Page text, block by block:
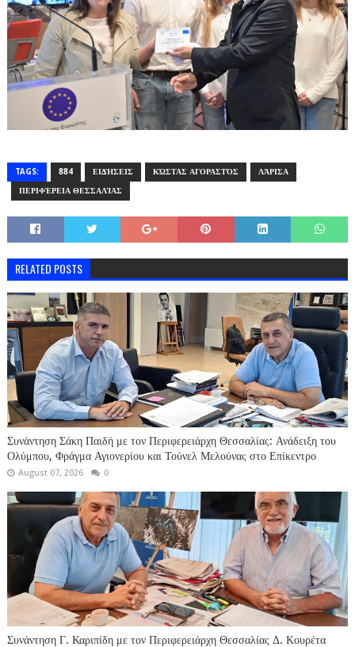
TAGS: 884 ΕΙΔΉΣΕΙΣ ΚΏΣΤΑΣ ΑΓΟΡΑΣΤΌΣ ΛΆΡΙΣΑ
ΠΕΡΙΦΈΡΕΙΑ ΘΕΣΣΑΛΊΑΣ
RELATED POSTS
Συνάντηση Σάκη Παιδή με τον Περιφερειάρχη Θεσσαλίας: Ανάδειξη του
Ολύμπου, Φράγμα Αγιονερίου και Τούνελ Μελούνας στο Επίκεντρο
August 07, 2026 0
Συνάντηση Γ. Καριπίδη με τον Περιφερειάρχη Θεσσαλίας Δ. Κουρέτα